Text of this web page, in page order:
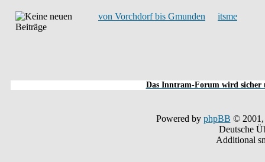
von Vorchdorf bis Gmunden itsme
Das Inntram-Forum wird sicher
Powered by phpBB © 2001,
Deutsche
Additional